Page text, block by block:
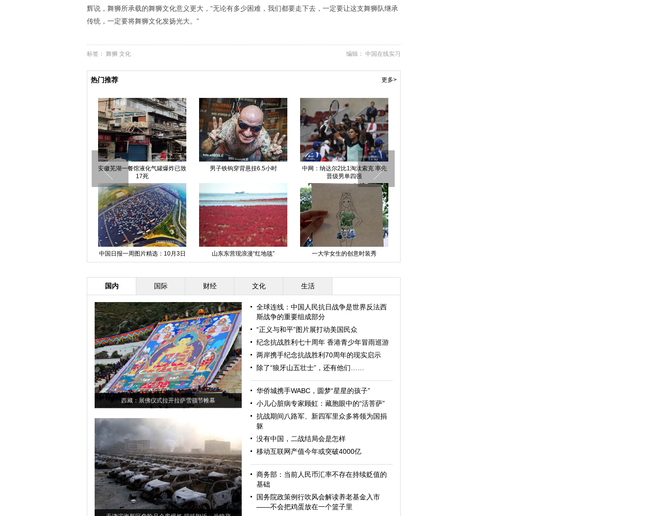
辉说，舞狮所承载的舞狮文化意义更大，“无论有多少困难，我们都要走下去，一定要让这支舞狮队继承
传统，一定要将舞狮文化发扬光大。”
编辑： 中国在线实习
标签： 舞狮 文化
热门推荐 更多>
安徽芜湖一餐馆液化气罐爆炸已致
17死
男子铁钩穿背悬挂6.5小时
中网：纳达尔2比1淘汰索克 率先
晋级男单四强
中国日报一周图片精选：10月3日
—9日
山东东营现浪漫“红地毯” 一大学女生的创意时装秀
国内 国际 财经 文化 生活
西藏：展佛仪式拉开拉萨雪顿节帷幕
全球连线：中国人民抗日战争是世界反法西
斯战争的重要组成部分
“正义与和平”图片展打动美国民众
纪念抗战胜利七十周年 香港青少年冒雨巡游
两岸携手纪念抗战胜利70周年的现实启示
除了“狼牙山五壮士”，还有他们……
华侨城携手WABC，圆梦“星星的孩子”
小儿心脏病专家顾虹：藏胞眼中的“活菩萨”
抗战期间八路军、新四军里众多将领为国捐
躯
没有中国，二战结局会是怎样
移动互联网产值今年或突破4000亿
商务部：当前人民币汇率不存在持续贬值的
基础
国务院政策例行吹风会解读养老基金入市
——不会把鸡蛋放在一个篮子里